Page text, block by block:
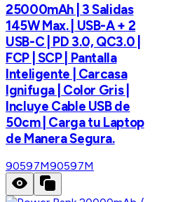
25000mAh | 3 Salidas
145W Max. | USB-A + 2
USB-C | PD 3.0, QC3.0 |
FCP | SCP | Pantalla
Inteligente | Carcasa
Ignifuga | Color Gris |
Incluye Cable USB de
50cm | Carga tu Laptop
de Manera Segura.
90597M90597M